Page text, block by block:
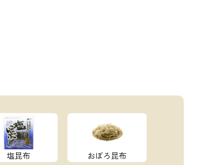
塩昆布 おぼろ昆布